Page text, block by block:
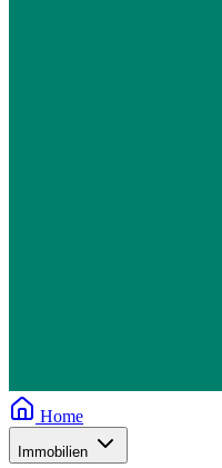
Home
Immobilien